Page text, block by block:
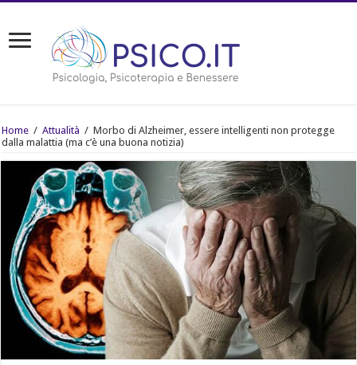
Home / Attualità / Morbo di Alzheimer, essere intelligenti non protegge
dalla malattia (ma c’è una buona notizia)